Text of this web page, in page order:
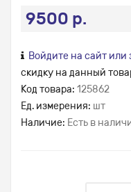
9500 р.
Войдите на сайт или
скидку на данный
Код товара: 125862
Ед. измерения: шт
Наличие: Есть в